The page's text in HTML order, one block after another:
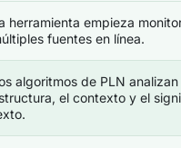
herramienta empieza
fuentes en línea.
algoritmos de PLN analizan
el contexto y el